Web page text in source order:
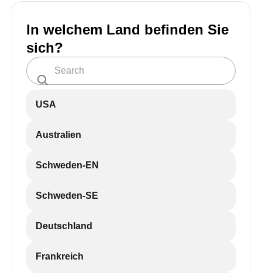
In welchem Land befinden Sie
sich?
USA
Australien
Schweden-EN
Schweden-SE
Deutschland
Frankreich